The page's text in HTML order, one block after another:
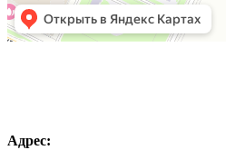
Адрес: